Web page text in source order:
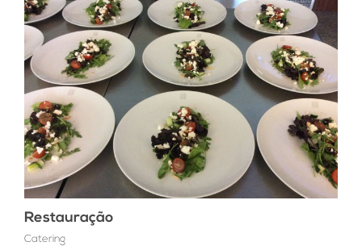
Restauração
Catering